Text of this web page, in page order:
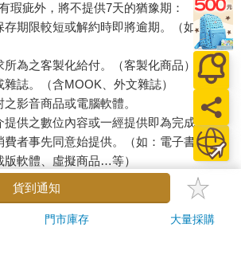
瑕疵外，將不提供7天的猶豫期：
存期限較短或解約時即將逾期。（如：生
為之客製化給付。（客製化商品）
誌。（含MOOK、外文雜誌）
影音商品或電腦軟體。
提供之數位內容或一經提供即為完成之線
費者事先同意始提供。（如：電子書、電
版軟體、虛擬商品…等）
衛生用品。（如：內衣褲、刮鬍刀、除毛
，均享有到貨7天的猶豫期（含例假
貨到通知
門市庫存 大量採購